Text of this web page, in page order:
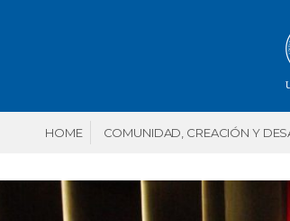
HOME COMUNIDAD, CREACIÓN Y